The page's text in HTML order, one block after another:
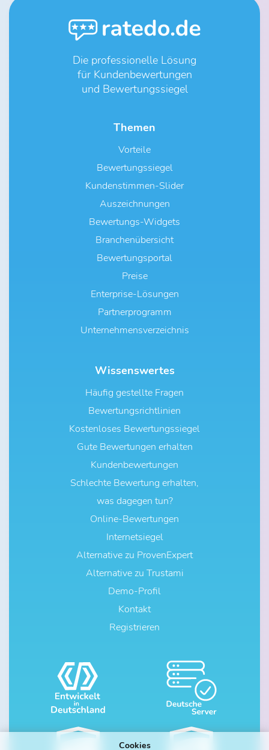
Cookies
Die professionelle Lösung
für Kundenbewertungen
und Bewertungssiegel
Themen
Vorteile
Bewertungssiegel
Kundenstimmen-Slider
Auszeichnungen
Bewertungs-Widgets
Branchenübersicht
Bewertungsportal
Preise
Enterprise-Lösungen
Partnerprogramm
Unternehmensverzeichnis
Wissenswertes
Häufig gestellte Fragen
Bewertungsrichtlinien
Kostenloses Bewertungssiegel
Gute Bewertungen erhalten
Kundenbewertungen
Schlechte Bewertung erhalten,
was dagegen tun?
Online-Bewertungen
Internetsiegel
Alternative zu ProvenExpert
Alternative zu Trustami
Demo-Profil
Kontakt
Registrieren